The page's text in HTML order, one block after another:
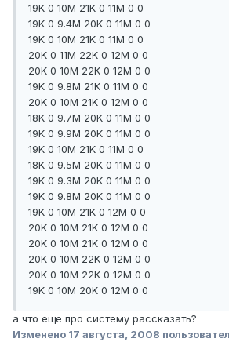
19K 0 10M 21K 0 11M 0 0
19K 0 9.4M 20K 0 11M 0 0
19K 0 10M 21K 0 11M 0 0
20K 0 11M 22K 0 12M 0 0
20K 0 10M 22K 0 12M 0 0
19K 0 9.8M 21K 0 11M 0 0
20K 0 10M 21K 0 12M 0 0
18K 0 9.7M 20K 0 11M 0 0
19K 0 9.9M 20K 0 11M 0 0
19K 0 10M 21K 0 11M 0 0
18K 0 9.5M 20K 0 11M 0 0
19K 0 9.3M 20K 0 11M 0 0
19K 0 9.8M 20K 0 11M 0 0
19K 0 10M 21K 0 12M 0 0
20K 0 10M 21K 0 12M 0 0
20K 0 10M 21K 0 12M 0 0
20K 0 10M 22K 0 12M 0 0
20K 0 10M 22K 0 12M 0 0
19K 0 10M 20K 0 12M 0 0
а что еще про систему рассказать?
Изменено 17 августа, 2008